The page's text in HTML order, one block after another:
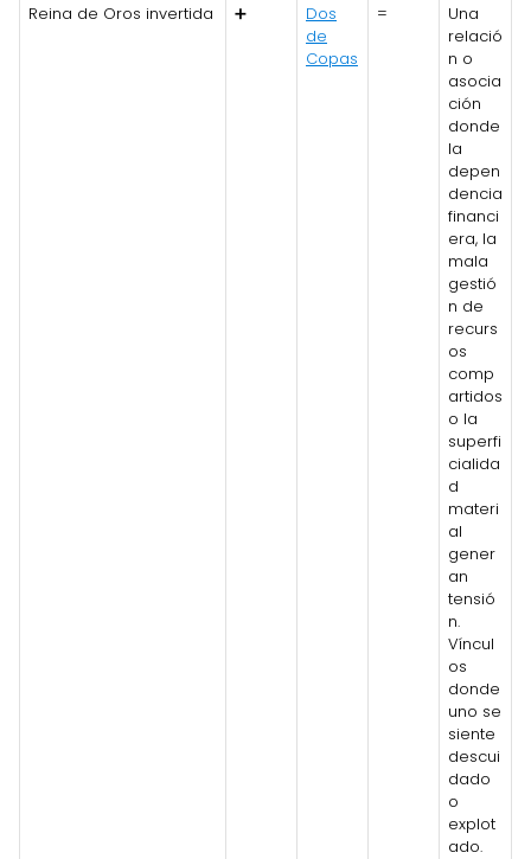
Reina de Oros invertida
➕
Dos
de
Copas
=
Una
relació
n o
asocia
ción
donde
la
depen
dencia
financi
era, la
mala
gestió
n de
recurs
os
comp
artidos
o la
superfi
cialida
d
materi
al
gener
an
tensió
n.
Víncul
os
donde
uno se
siente
descui
dado
o
explot
ado.